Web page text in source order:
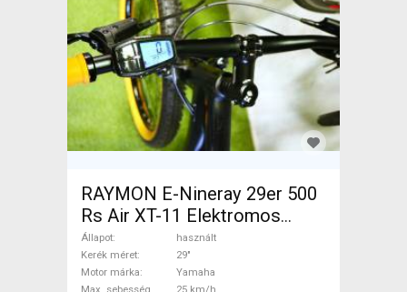
RAYMON E-Nineray 29er 500
Rs Air XT-11 Elektromos
Mountain Bike 29" elöl
teleszkópos Yamaha használt
ELADÓ
Állapot
használt
Kerék méret
29"
Motor márka
Yamaha
Max. sebesség
25 km/h